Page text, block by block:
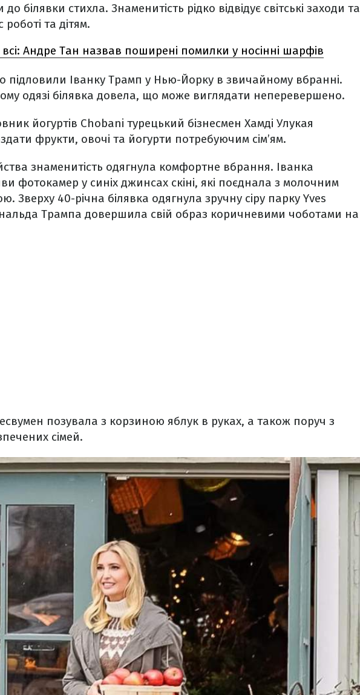
до білявки стихла. Знаменитість рідко відвідує світські заходи та
та дітям.
всі: Андре Тан назвав поширені помилки у носінні шарфів
підловили Іванку Трамп у Нью-Йорку в звичайному вбранні.
одязі білявка довела, що може виглядати неперевершено.
йогуртів Chobani турецький бізнесмен Хамді Улукая
фрукти, овочі та йогурти потребуючим сім’ям.
знаменитість одягнула комфортне вбрання. Іванка
фотокамер у синіх джинсах скіні, які поєднала з молочним
Зверху 40-річна білявка одягнула зручну сіру парку Yves
Трампа довершила свій образ коричневими чоботами на
позувала з корзиною яблук в руках, а також поруч з
сімей.